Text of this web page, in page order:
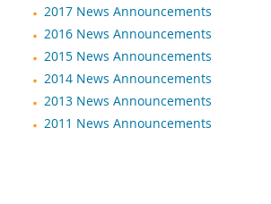
2017 News Announcements
2016 News Announcements
2015 News Announcements
2014 News Announcements
2013 News Announcements
2011 News Announcements